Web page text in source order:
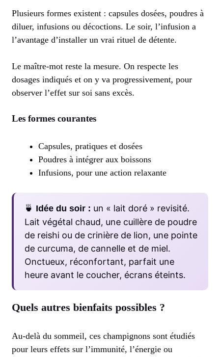
Plusieurs formes existent : capsules dosées, poudres à
diluer, infusions ou décoctions. Le soir, l’infusion a
l’avantage d’installer un vrai rituel de détente.
Le maître-mot reste la mesure. On respecte les
dosages indiqués et on y va progressivement, pour
observer l’effet sur soi sans excès.
Les formes courantes
Capsules, pratiques et dosées
Poudres à intégrer aux boissons
Infusions, pour une action relaxante
🍵 Idée du soir : un « lait doré » revisité.
Lait végétal chaud, une cuillère de poudre
de reishi ou de crinière de lion, une pointe
de curcuma, de cannelle et de miel.
Onctueux, réconfortant, parfait une
heure avant le coucher, écrans éteints.
Quels autres bienfaits possibles ?
Au-delà du sommeil, ces champignons sont étudiés
pour leurs effets sur l’immunité, l’énergie ou